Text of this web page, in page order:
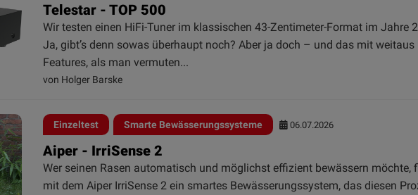
Telestar - TOP 500
Wir testen einen HiFi-Tuner im klassischen 43-Zentimeter-Format im Jahre
Ja, gibt’s denn sowas überhaupt noch? Aber ja doch – und das mit weitaus
Features, als man vermuten...
von Holger Barske
Einzeltest Smarte Bewässerungssysteme 06.07.2026
Aiper - IrriSense 2
Wer seinen Rasen automatisch und möglichst effizient bewässern möchte,
mit dem Aiper IrriSense 2 ein smartes Bewässerungssystem, das diesen